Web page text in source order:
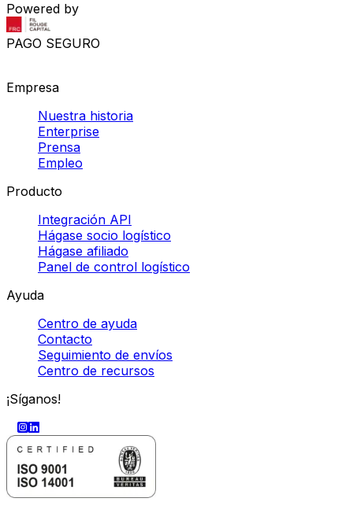
Powered by
PAGO SEGURO
Empresa
Nuestra historia
Enterprise
Prensa
Empleo
Producto
Integración API
Hágase socio logístico
Hágase afiliado
Panel de control logístico
Ayuda
Centro de ayuda
Contacto
Seguimiento de envíos
Centro de recursos
¡Síganos!